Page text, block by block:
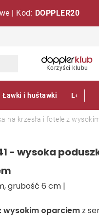
| Kod: DOPPLER20
Korzyści klubu
Ławki i huśtawki Leżaki
na krzesła i fotele z
- wysoka
grubość 6 cm |
wysokim oparciem z